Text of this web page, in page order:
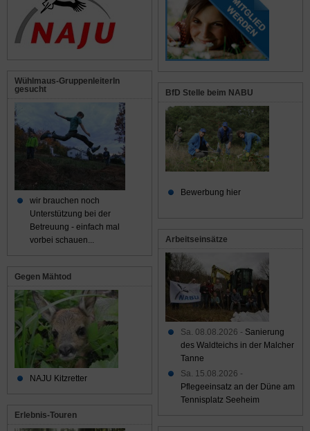
BfD Stelle beim NABU
Bewerbung hier
Arbeitseinsätze
Sa. 08.08.2026 - Sanierung
des Waldteichs in der Malcher
Tanne
Sa. 15.08.2026 -
Pflegeeinsatz an der Düne am
Tennisplatz Seeheim
Wühlmaus-GruppenleiterIn
gesucht
wir brauchen noch
Unterstützung bei der
Betreuung - einfach mal
vorbei schauen...
Gegen Mähtod
NAJU Kitzretter
Erlebnis-Touren